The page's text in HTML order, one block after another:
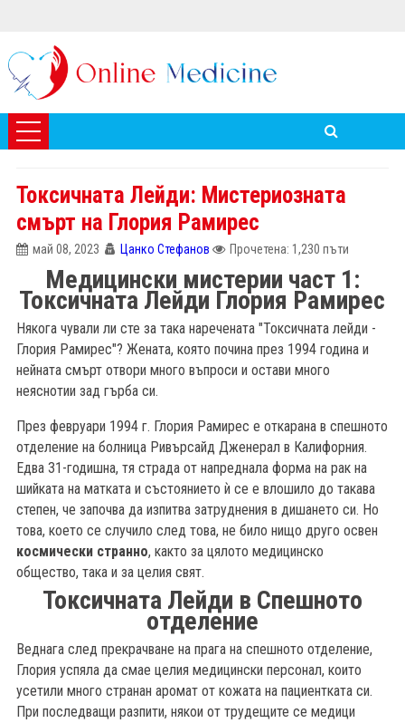
Токсичната Лейди: Мистериозната
смърт на Глория Рамирес
май 08, 2023 Цанко Стефанов Прочетена: 1,230 пъти
Медицински мистерии част 1:
Токсичната Лейди Глория Рамирес
Някога чували ли сте за така наречената "Токсичната лейди -
Глория Рамирес"? Жената, която почина през 1994 година и
нейната смърт отвори много въпроси и остави много
неяснотии зад гърба си.
През февруари 1994 г. Глория Рамирес е откарана в спешното
отделение на болница Ривърсайд Дженерал в Калифорния.
Едва 31-годишна, тя страда от напреднала форма на рак на
шийката на матката и състоянието ѝ се е влошило до такава
степен, че започва да изпитва затруднения в дишането си. Но
това, което се случило след това, не било нищо друго освен
космически странно, както за цялото медицинско
общество, така и за целия свят.
Токсичната Лейди в Спешното
отделение
Веднага след прекрачване на прага на спешното отделение,
Глория успяла да смае целия медицински персонал, които
усетили много странан аромат от кожата на пациентката си.
При последващи разпити, някои от трудещите се медици